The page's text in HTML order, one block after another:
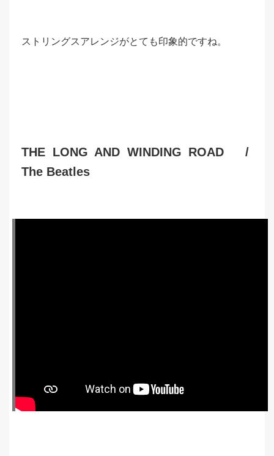
ストリングスアレンジがとても印象的ですね。
THE LONG AND WINDING ROAD /
The Beatles